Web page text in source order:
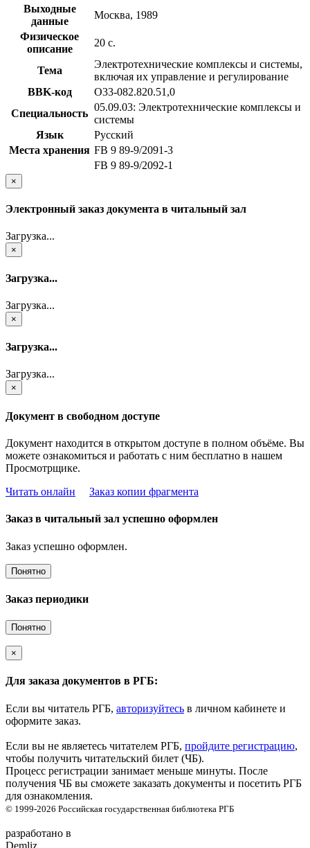
Выходные
данные
Москва, 1989
Физическое
описание
20 с.
Тема
Электротехнические комплексы и системы,
включая их управление и регулирование
BBK-код
О33-082.820.51,0
Специальность
05.09.03: Электротехнические комплексы и
системы
Язык
Русский
Места хранения FB 9 89-9/2091-3
FB 9 89-9/2092-1
×
Электронный заказ документа в читальный зал
Загрузка...
×
Загрузка...
Загрузка...
×
Загрузка...
Загрузка...
×
Документ в свободном доступе
Документ находится в открытом доступе в полном объёме. Вы
можете ознакомиться и работать с ним бесплатно в нашем
Просмотрщике.
Читать онлайн
Заказ копии фрагмента
Заказ в читальный зал успешно оформлен
Заказ успешно оформлен.
Понятно
Заказ периодики
Понятно
×
Для заказа документов в РГБ:
Если вы читатель РГБ, авторизуйтесь в личном кабинете и
оформите заказ.
Если вы не являетесь читателем РГБ, пройдите регистрацию,
чтобы получить читательский билет (ЧБ).
Процесс регистрации занимает меньше минуты. После
получения ЧБ вы сможете заказать документы и посетить РГБ
для ознакомления.
© 1999-2026 Российская государственная библиотека РГБ
разработано в
Demliz